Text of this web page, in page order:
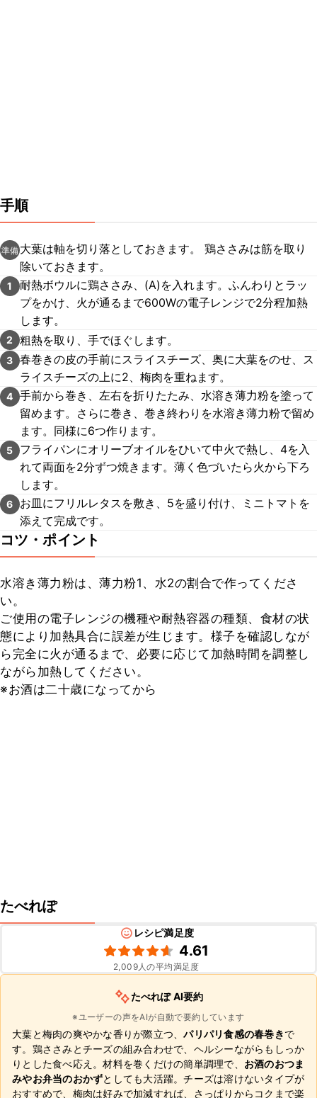
手順
準備 大葉は軸を切り落としておきます。 鶏ささみは筋を取り
除いておきます。
1
耐熱ボウルに鶏ささみ、(A)を入れます。ふんわりとラッ
プをかけ、火が通るまで600Wの電子レンジで2分程加熱
します。
2 粗熱を取り、手でほぐします。
3 春巻きの皮の手前にスライスチーズ、奥に大葉をのせ、ス
ライスチーズの上に2、梅肉を重ねます。
4 手前から巻き、左右を折りたたみ、水溶き薄力粉を塗って
留めます。さらに巻き、巻き終わりを水溶き薄力粉で留め
ます。同様に6つ作ります。
5
フライパンにオリーブオイルをひいて中火で熱し、4を入
れて両面を2分ずつ焼きます。薄く色づいたら火から下ろ
します。
6
お皿にフリルレタスを敷き、5を盛り付け、ミニトマトを
添えて完成です。
コツ・ポイント
水溶き薄力粉は、薄力粉1、水2の割合で作ってくださ
い。
ご使用の電子レンジの機種や耐熱容器の種類、食材の状
態により加熱具合に誤差が生じます。様子を確認しなが
ら完全に火が通るまで、必要に応じて加熱時間を調整し
ながら加熱してください。
※お酒は二十歳になってから
たべれぽ
レシピ満足度
4.61
2,009人の平均満足度
たべれぽ AI要約
※ユーザーの声をAIが自動で要約しています
大葉と梅肉の爽やかな香りが際立つ、パリパリ食感の春巻きで
す。鶏ささみとチーズの組み合わせで、ヘルシーながらもしっか
りとした食べ応え。材料を巻くだけの簡単調理で、 お酒のおつま
みやお弁当のおかずとしても大活躍。チーズは溶けないタイプが
おすすめで、梅肉は好みで加減すれば、さっぱりからコクまで楽